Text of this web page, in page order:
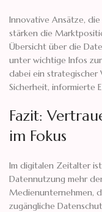
Innovative Ansätze,
stärken die
Übersicht über die
unter wichtige Infos
dabei ein strategischer
Sicherheit, informierte
Fazit:
im Fokus
Im digitalen Zeitalter
Datennutzung mehr
Medienunternehmen,
zugängliche